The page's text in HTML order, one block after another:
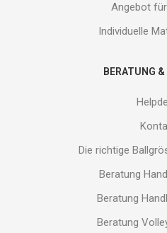
Angebot
Individuelle
BERATUNG
Die richtige
Beratung
Beratung
Beratung